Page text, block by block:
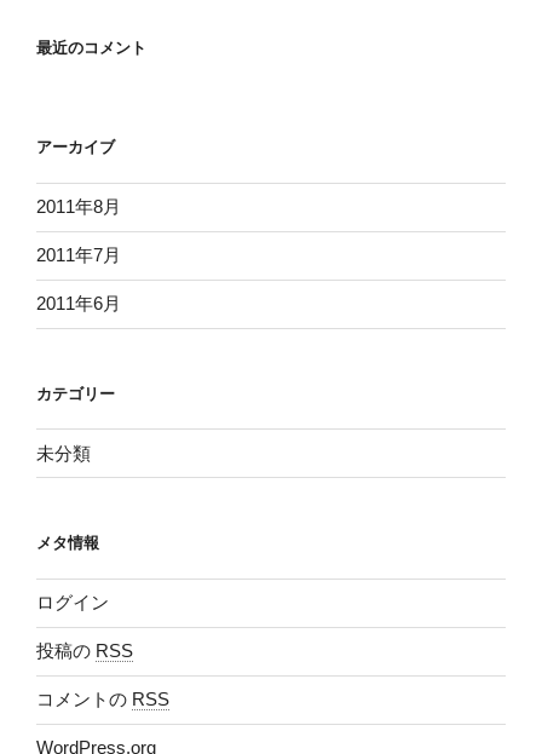
最近のコメント
アーカイブ
2011年8月
2011年7月
2011年6月
カテゴリー
未分類
メタ情報
ログイン
投稿の RSS
コメントの RSS
WordPress.org